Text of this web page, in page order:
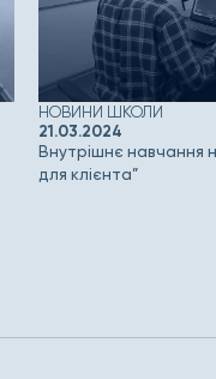
НОВИНИ ШКОЛИ
21.03.2024
Внутрішнє навчання
для клієнта”